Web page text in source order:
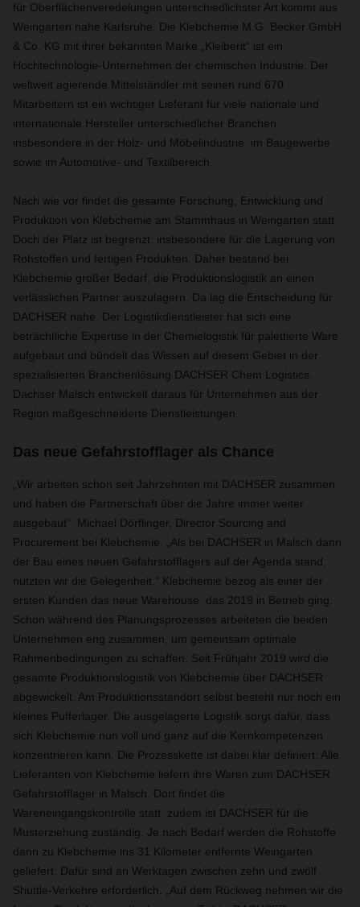
für Oberflächenveredelungen unterschiedlichster Art kommt aus
Weingarten nahe Karlsruhe. Die Klebchemie M.G. Becker GmbH
& Co. KG mit ihrer bekannten Marke „Kleiberit“ ist ein
Hochtechnologie-Unternehmen der chemischen Industrie. Der
weltweit agierende Mittelständler mit seinen rund 670
Mitarbeitern ist ein wichtiger Lieferant für viele nationale und
internationale Hersteller unterschiedlicher Branchen,
insbesondere in der Holz- und Möbelindustrie, im Baugewerbe
sowie im Automotive- und Textilbereich.
Nach wie vor findet die gesamte Forschung, Entwicklung und
Produktion von Klebchemie am Stammhaus in Weingarten statt.
Doch der Platz ist begrenzt, insbesondere für die Lagerung von
Rohstoffen und fertigen Produkten. Daher bestand bei
Klebchemie großer Bedarf, die Produktionslogistik an einen
verlässlichen Partner auszulagern. Da lag die Entscheidung für
DACHSER nahe. Der Logistikdienstleister hat sich eine
beträchtliche Expertise in der Chemielogistik für palettierte Ware
aufgebaut und bündelt das Wissen auf diesem Gebiet in der
spezialisierten Branchenlösung DACHSER Chem Logistics.
Dachser Malsch entwickelt daraus für Unternehmen aus der
Region maßgeschneiderte Dienstleistungen.
Das neue Gefahrstofflager als Chance
„Wir arbeiten schon seit Jahrzehnten mit DACHSER zusammen
und haben die Partnerschaft über die Jahre immer weiter
ausgebaut“, Michael Dörflinger, Director Sourcing and
Procurement bei Klebchemie. „Als bei DACHSER in Malsch dann
der Bau eines neuen Gefahrstofflagers auf der Agenda stand,
nutzten wir die Gelegenheit.“ Klebchemie bezog als einer der
ersten Kunden das neue Warehouse, das 2019 in Betrieb ging.
Schon während des Planungsprozesses arbeiteten die beiden
Unternehmen eng zusammen, um gemeinsam optimale
Rahmenbedingungen zu schaffen. Seit Frühjahr 2019 wird die
gesamte Produktionslogistik von Klebchemie über DACHSER
abgewickelt. Am Produktionsstandort selbst besteht nur noch ein
kleines Pufferlager. Die ausgelagerte Logistik sorgt dafür, dass
sich Klebchemie nun voll und ganz auf die Kernkompetenzen
konzentrieren kann. Die Prozesskette ist dabei klar definiert: Alle
Lieferanten von Klebchemie liefern ihre Waren zum DACHSER
Gefahrstofflager in Malsch. Dort findet die
Wareneingangskontrolle statt, zudem ist DACHSER für die
Musterziehung zuständig. Je nach Bedarf werden die Rohstoffe
dann zu Klebchemie ins 31 Kilometer entfernte Weingarten
geliefert. Dafür sind an Werktagen zwischen zehn und zwölf
Shuttle-Verkehre erforderlich. „Auf dem Rückweg nehmen wir die